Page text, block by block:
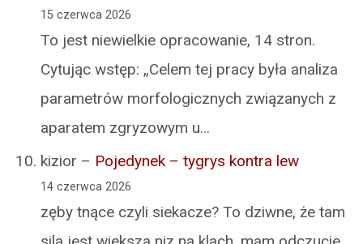
15 czerwca 2026
To jest niewielkie opracowanie, 14 stron.
Cytując wstęp: „Celem tej pracy była analiza
parametrów morfologicznych związanych z
aparatem zgryzowym u…
kizior – Pojedynek – tygrys kontra lew
14 czerwca 2026
zęby tnące czyli siekacze? To dziwne, że tam